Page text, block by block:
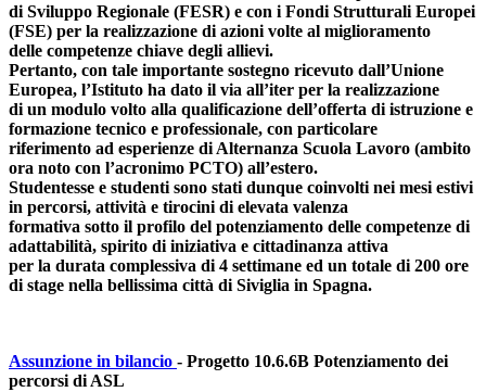
di Sviluppo Regionale (FESR) e con i Fondi Strutturali Europei
(FSE) per la realizzazione di azioni volte al miglioramento
delle competenze chiave degli allievi.
Pertanto, con tale importante sostegno ricevuto dall’Unione
Europea, l’Istituto ha dato il via all’iter per la realizzazione
di un modulo volto alla qualificazione dell’offerta di istruzione e
formazione tecnico e professionale, con particolare
riferimento ad esperienze di Alternanza Scuola Lavoro (ambito
ora noto con l’acronimo PCTO) all’estero.
Studentesse e studenti sono stati dunque coinvolti nei mesi estivi
in percorsi, attività e tirocini di elevata valenza
formativa sotto il profilo del potenziamento delle competenze di
adattabilità, spirito di iniziativa e cittadinanza attiva
per la durata complessiva di 4 settimane ed un totale di 200 ore
di stage nella bellissima città di Siviglia in Spagna.
Assunzione in bilancio - Progetto 10.6.6B Potenziamento dei
percorsi di ASL